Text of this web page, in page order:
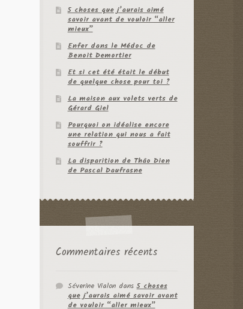
5 choses que j’aurais aimé
savoir avant de vouloir “aller
mieux”
Enfer dans le Médoc de
Benoit Demortier
Et si cet été était le début
de quelque chose pour toi ?
La maison aux volets verts de
Gérard Giel
Pourquoi on idéalise encore
une relation qui nous a fait
souffrir ?
La disparition de Thâo Dien
de Pascal Daufrasne
Commentaires récents
Séverine Vialondans5 choses
que j’aurais aimé savoir avant
de vouloir “aller mieux”